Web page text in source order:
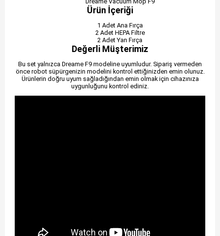
Ürün İçeriği
1 Adet Ana Fırça
2 Adet HEPA Filtre
2 Adet Yan Fırça
Değerli Müşterimiz
Bu set yalnızca Dreame F9 modeline uyumludur. Sipariş vermeden
önce robot süpürgenizin modelini kontrol ettiğinizden emin olunuz.
Ürünlerin doğru uyum sağladığından emin olmak için cihazınıza
uygunluğunu kontrol ediniz.